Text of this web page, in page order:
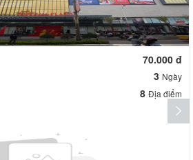
70.000 đ
3 Ngày
8 Địa điểm